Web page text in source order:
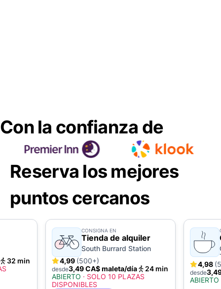
Con la confianza de
Reserva los mejores
puntos cercanos
32 min
CONSIGNA EN
Tienda de alquiler
South Burrard Station
4,99 (500+)
desde3,49 CA$ maleta/día
24 min
ABIERTO · SOLO 10 PLAZAS
DISPONIBLES
4,98
desde
ABIERTO